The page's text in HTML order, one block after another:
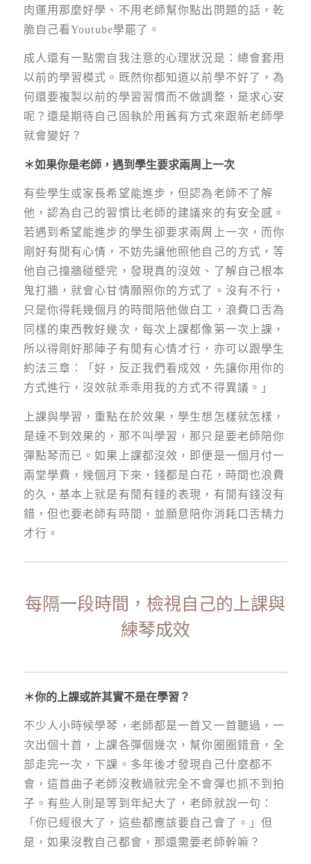
肉運用那麼好學、不用老師幫你點出問題的話，乾
脆自己看Youtube學罷了。
成人還有一點需自我注意的心理狀況是：總會套用
以前的學習模式。既然你都知道以前學不好了，為
何還要複製以前的學習習慣而不做調整，是求心安
呢？還是期待自己固執於用舊有方式來跟新老師學
就會變好？
＊如果你是老師，遇到學生要求兩周上一次
有些學生或家長希望能進步，但認為老師不了解
他，認為自己的習慣比老師的建議來的有安全感。
若遇到希望能進步的學生卻要求兩周上一次，而你
剛好有閒有心情，不妨先讓他照他自己的方式，等
他自己撞牆碰壁完，發現真的沒效、了解自己根本
鬼打牆，就會心甘情願照你的方式了。沒有不行，
只是你得耗幾個月的時間陪他做白工，浪費口舌為
同樣的東西教好幾次，每次上課都像第一次上課，
所以得剛好那陣子有閒有心情才行，亦可以跟學生
約法三章：「好，反正我們看成效，先讓你用你的
方式進行，沒效就乖乖用我的方式不得異議。」
上課與學習，重點在於效果，學生想怎樣就怎樣，
是達不到效果的，那不叫學習，那只是要老師陪你
彈點琴而已。如果上課都沒效，即便是一個月付一
兩堂學費，幾個月下來，錢都是白花，時間也浪費
的久，基本上就是有閒有錢的表現，有閒有錢沒有
錯，但也要老師有時間，並願意陪你消耗口舌精力
才行。
每隔一段時間，檢視自己的上課與
練琴成效
＊你的上課或許其實不是在學習？
不少人小時候學琴，老師都是一首又一首聽過，一
次出個十首，上課各彈個幾次，幫你圈圈錯音，全
部走完一次，下課。多年後才發現自己什麼都不
會，這首曲子老師沒教過就完全不會彈也抓不到拍
子。有些人則是等到年紀大了，老師就說一句：
「你已經很大了，這些都應該要自己會了。」但
是，如果沒教自己都會，那還需要老師幹嘛？